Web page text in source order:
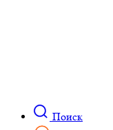
Поиск